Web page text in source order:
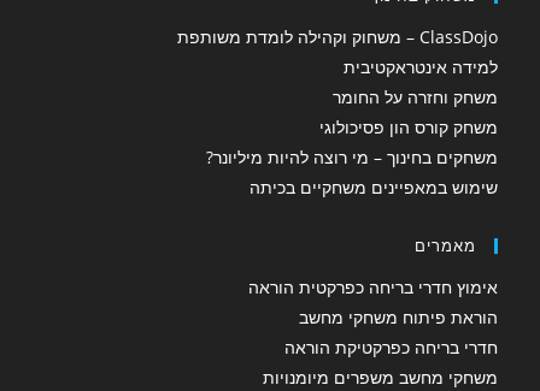
ClassDojo – משחוק וקהילה לומדת משותפת
למידה אינטראקטיבית
משחק וחזרה על החומר
משחק קורס הון פסיכולוגי
משחקים בחינוך – מי רוצה להיות מיליונר?
שימוש במאפיינים משחקיים בכיתה
מאמרים
אימוץ חדרי בריחה כפרקטית הוראה
הוראת פיתוח משחקי מחשב
חדרי בריחה כפרקטיקת הוראה
משחקי מחשב משפרים מיומנויות